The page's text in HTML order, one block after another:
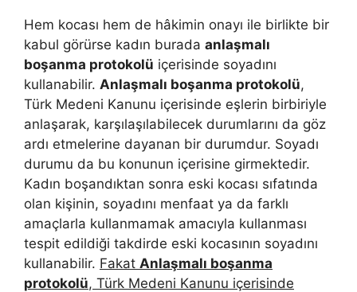
Hem kocası hem de hâkimin onayı ile birlikte bir
kabul görürse kadın burada anlaşmalı
boşanma protokolü içerisinde soyadını
kullanabilir. Anlaşmalı boşanma protokolü,
Türk Medeni Kanunu içerisinde eşlerin birbiriyle
anlaşarak, karşılaşılabilecek durumlarını da göz
ardı etmelerine dayanan bir durumdur. Soyadı
durumu da bu konunun içerisine girmektedir.
Kadın boşandıktan sonra eski kocası sıfatında
olan kişinin, soyadını menfaat ya da farklı
amaçlarla kullanmamak amacıyla kullanması
tespit edildiği takdirde eski kocasının soyadını
kullanabilir. Fakat Anlaşmalı boşanma
protokolü, Türk Medeni Kanunu içerisinde